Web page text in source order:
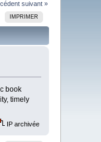
suivant »
IMPRIMER
book
timely
IP archivée